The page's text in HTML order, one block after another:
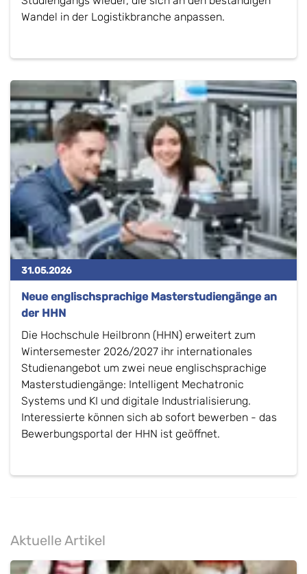
Wandel in der Logistikbranche anpassen.
31.05.2026
Neue englischsprachige Masterstudiengänge an
der HHN
Die Hochschule Heilbronn (HHN) erweitert zum
Wintersemester 2026/2027 ihr internationales
Studienangebot um zwei neue englischsprachige
Masterstudiengänge: Intelligent Mechatronic
Systems und KI und digitale Industrialisierung.
Interessierte können sich ab sofort bewerben - das
Bewerbungsportal der HHN ist geöffnet.
Aktuelle Artikel